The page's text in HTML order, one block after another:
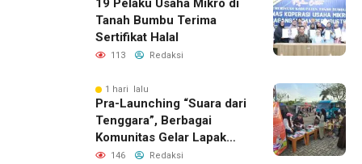
19 Pelaku Usaha Mikro di
Tanah Bumbu Terima
Sertifikat Halal
113 Redaksi
1 hari lalu
Pra-Launching “Suara dari
Tenggara”, Berbagai
Komunitas Gelar Lapak
Baca di Bandara Bersujud
146 Redaksi